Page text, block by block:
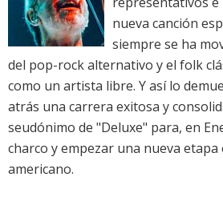
nueva canción
siempre se ha
del pop-rock alternativo y el folk
como un artista libre. Y así lo
atrás una carrera exitosa y
seudónimo de "Deluxe" para, en
charco y empezar una nueva
americano.